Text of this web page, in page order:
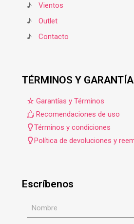
♪
Vientos
♪
Outlet
♪
Contacto
TÉRMINOS Y
Garantías y Términos
Recomendaciones de uso
Términos y condiciones
Política de devoluciones y
Escríbenos